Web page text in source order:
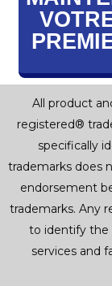
All product
registered®
specifically
trademarks does
endorsement
trademarks. Any
to identify the
services and